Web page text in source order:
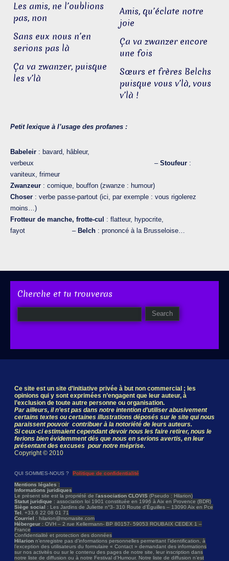
Les amis, ne l’oublions
pas, non
Sans eux nous n’en
serions pas là
Ça va zwanzer, puisque
les v’là
Amis, qu’éclate notre
joie
Ça va zwanzer encore
une fois
Sœurs et frères Belchs
puisque vous v’là, vous
v’là !
Petit lexique à l’usage des profanes :
Babeleir : bavard, hâbleur,
verbeux – Stoufeur :
vaniteux, frimeur
Zwanzeur : comique, bouffon (zwanze : humour)
Choser : verbe passe-partout (ici, par exemple : vous rigolerez
moins…)
Frotteur de manche, frotte-cul
: flatteur, hypocrite,
fayot – Belch : prononcé à la Brusseloise…
Cherche et tu trouveras
Ce site est un site d’initiative privée à but non commercial ; les
opinions qui y sont exprimées n’engagent que leur auteur, à
l’exclusion de toute autre personne ou organisation.
Par ailleurs, il n’est pas dans notre intention d’utiliser abusivement
certains textes ou certaines illustrations déposés sur le site qui nous
paraissent pouvoir contribuer à la notoriété de leurs auteurs.
Si ceux-ci estimaient cependant devoir nous les faire retirer, nous le
ferions bien évidemment dés que nous en serions avertis, en leur
présentant des excuses pour notre méprise.
Copyright © 2010
QUI SOMMES-NOUS ?
Politique de confidentialité
Mentions légales :
Informations juridiques
Le présent site est la propriété de l’association CLOVIS (Pseudo : Hilarion)
Statut juridique : association loi 1901 constituée en 1996 à Aix en Provence (BDR)
Siège social : Les Jardins de Juliette n°3- 310 Route d’Éguilles – 13090 Aix en Pce
Tel . +33.6 22 08 01 71
Courriel : hilarion@momasite.com
Hébergeur : OVH – 2 rue Kellermann- BP 80157- 59053 ROUBAIX CEDEX 1 –
France
Confidentialité et protection des données
Hilarion n’enregistre pas d’informations personnelles permettant l’identification, à
l’exception des utilisateurs du formulaire « Contact » demandant des informations
sur nos activités ou sur le contenu des pages de notre site, leur inscription dans
notre liste de diffusion ou à notre Festival d’Humour. Notre liste de diffusion n’est